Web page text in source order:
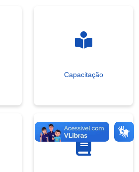
Capacitação